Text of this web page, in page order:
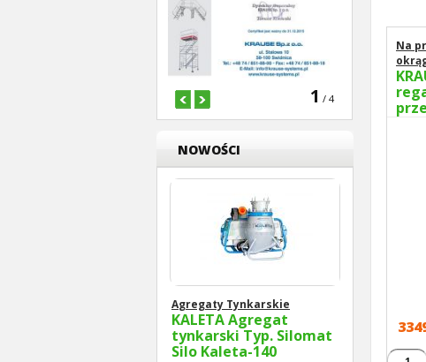
1 / 4
NOWOŚCI
Agregaty Tynkarskie
KALETA Agregat
tynkarski Typ. Silomat
Silo Kaleta-140
Na prowadnicy o przekroju